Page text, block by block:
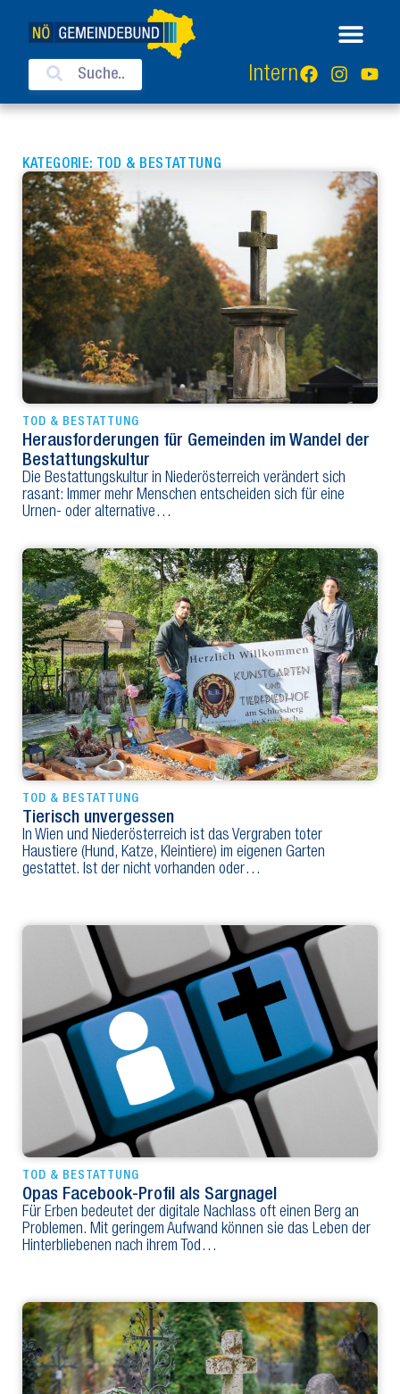
Intern
KATEGORIE: TOD & BESTATTUNG
TOD & BESTATTUNG
Herausforderungen für Gemeinden im Wandel der
Bestattungskultur
Die Bestattungskultur in Niederösterreich verändert sich
rasant: Immer mehr Menschen entscheiden sich für eine
Urnen- oder alternative…
TOD & BESTATTUNG
Tierisch unvergessen
In Wien und Niederösterreich ist das Vergraben toter
Haustiere (Hund, Katze, Kleintiere) im eigenen Garten
gestattet. Ist der nicht vorhanden oder…
TOD & BESTATTUNG
Opas Facebook-Profil als Sargnagel
Für Erben bedeutet der digitale Nachlass oft einen Berg an
Problemen. Mit geringem Aufwand können sie das Leben der
Hinterbliebenen nach ihrem Tod…